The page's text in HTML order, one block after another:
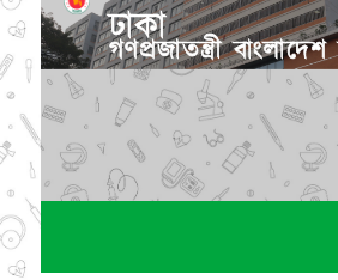
ঢাকা
গণপ্রজাতন্ত্রী